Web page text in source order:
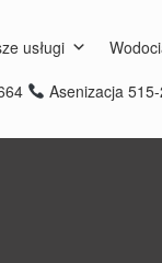
usługi
Asenizacja